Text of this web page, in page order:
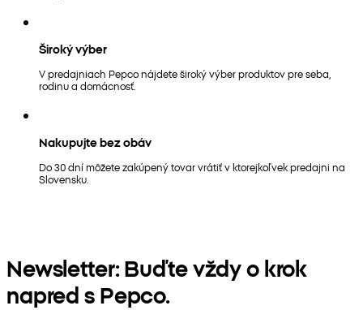
Široký výber
V predajniach Pepco nájdete široký výber produktov pre seba,
rodinu a domácnosť.
Nakupujte bez obáv
Do 30 dní môžete zakúpený tovar vrátiť v ktorejkoľvek predajni na
Slovensku.
Newsletter: Buďte vždy o krok
napred s Pepco.